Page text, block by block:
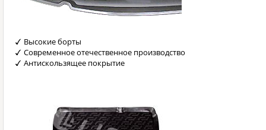
Высокие борты
Современное отечественное производство
Антискользящее покрытие